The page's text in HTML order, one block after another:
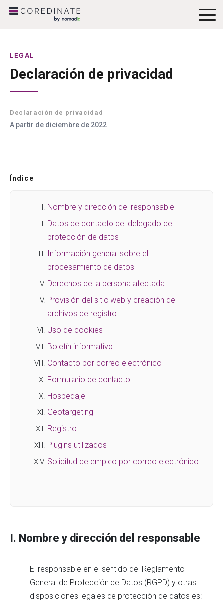
LEGAL
Declaración de privacidad
Declaración de privacidad
A partir de diciembre de 2022
Índice
Nombre y dirección del responsable
Datos de contacto del delegado de
protección de datos
Información general sobre el
procesamiento de datos
Derechos de la persona afectada
Provisión del sitio web y creación de
archivos de registro
Uso de cookies
Boletín informativo
Contacto por correo electrónico
Formulario de contacto
Hospedaje
Geotargeting
Registro
Plugins utilizados
Solicitud de empleo por correo electrónico
I. Nombre y dirección del responsable
El responsable en el sentido del Reglamento
General de Protección de Datos (RGPD) y otras
disposiciones legales de protección de datos es: